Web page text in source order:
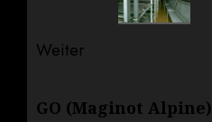
Weiter
Beitrag:
GO (Maginot Alpine)